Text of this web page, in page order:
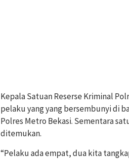
Kepala Satuan Reserse Kriminal
pelaku yang yang bersembunyi di
Polres Metro Bekasi. Sementara
ditemukan.
“Pelaku ada empat, dua kita